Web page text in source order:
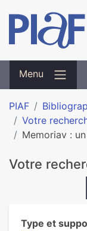
Menu
PIAF
Votre
Memoriav :
Votre
Type et